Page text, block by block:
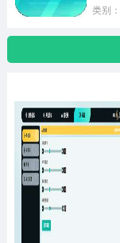
类别：